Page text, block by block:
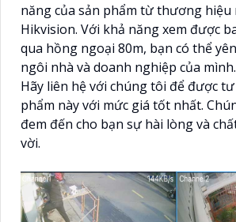
năng của sản phẩm từ thương
Hikvision. Với khả năng xem được
qua hồng ngoại 80m, bạn có thể
ngôi nhà và doanh nghiệp của mình.
Hãy liên hệ với chúng tôi để được
phẩm này với mức giá tốt nhất.
đem đến cho bạn sự hài lòng và
vời.